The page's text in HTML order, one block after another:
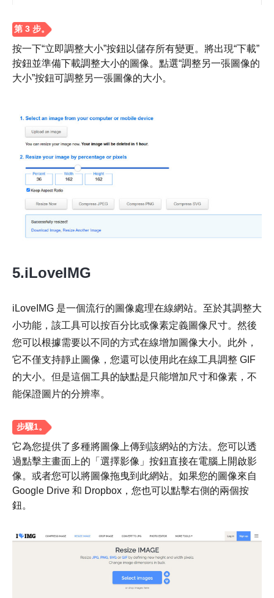
步驟1。
按一下“立即調整大小”按鈕以儲存所有變更。將出現“下載”
按鈕並準備下載調整大小的圖像。點選“調整另一張圖像的
大小”按鈕可調整另一張圖像的大小。
5.iLoveIMG
iLoveIMG 是一個流行的圖像處理在線網站。至於其調整大
小功能，該工具可以按百分比或像素定義圖像尺寸。然後
您可以根據需要以不同的方式在線增加圖像大小。此外，
它不僅支持靜止圖像，您還可以使用此在線工具調整 GIF
的大小。但是這個工具的缺點是只能增加尺寸和像素，不
能保證圖片的分辨率。
它為您提供了多種將圖像上傳到該網站的方法。您可以透
過點擊主畫面上的「選擇影像」按鈕直接在電腦上開啟影
像。或者您可以將圖像拖曳到此網站。如果您的圖像來自
Google Drive 和 Dropbox，您也可以點擊右側的兩個按
鈕。